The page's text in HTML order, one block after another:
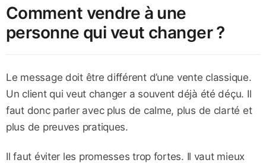
Comment vendre à une
personne qui veut changer ?
Le message doit être différent d’une vente classique.
Un client qui veut changer a souvent déjà été déçu. Il
faut donc parler avec plus de calme, plus de clarté et
plus de preuves pratiques.
Il faut éviter les promesses trop fortes. Il vaut mieux